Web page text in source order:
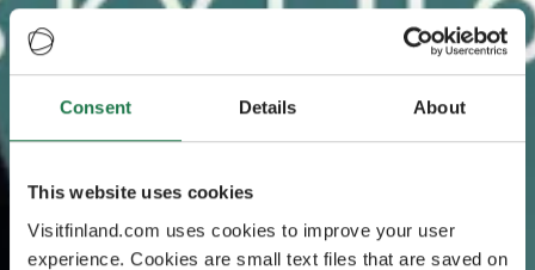
Consent Details About
This website uses cookies
Visitfinland.com uses cookies to improve your user
experience. Cookies are small text files that are saved on